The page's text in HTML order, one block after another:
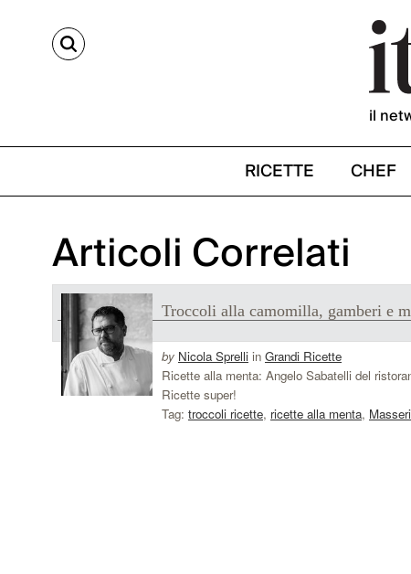
CERCA
il
RICETTE CHEF
Articoli Correlati
Troccoli alla camomilla, gamberi e
by Nicola Sprelli in Grandi Ricette
Ricette alla menta: Angelo Sabatelli del
Ricette super!
Tag: troccoli ricette, ricette alla menta,